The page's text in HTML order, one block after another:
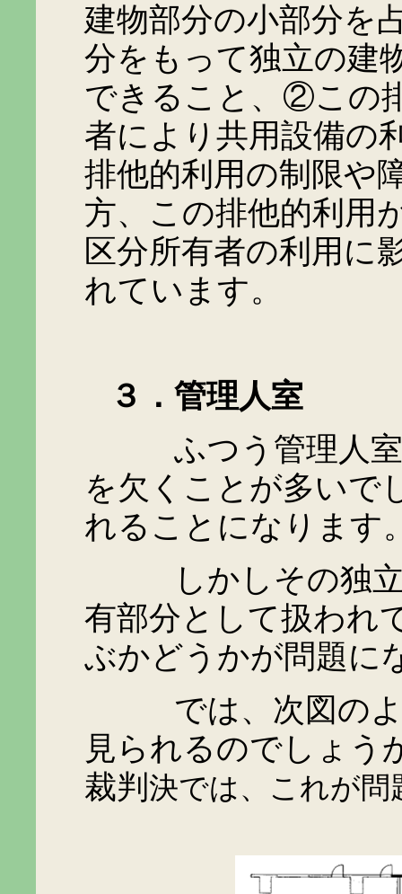
建物部分の小部分を
分をもって独立の建
できること、②この
者により共用設備の
排他的利用の制限や
方、この排他的利用
区分所有者の利用に
れています。
３．管理人室
ふつう管理人室は
を欠くことが多いで
れることになります
しかしその独立性
有部分として扱われ
ぶかどうかが問題に
では、次図のよう
見られるのでしょう
裁判 決では、これが